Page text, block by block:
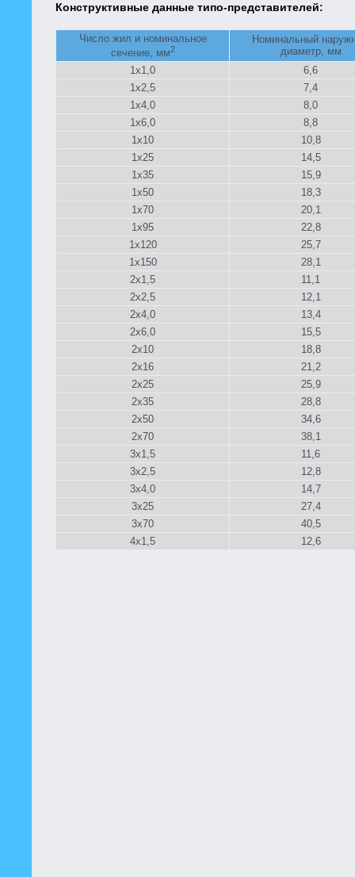
Конструктивные данные типо-представителей:
Число жил и номинальное
сечение, мм2
Номинальный
диаметр, мм
1x1,0
6,6
1x2,5
7,4
1x4,0
8,0
1x6,0
8,8
1x10
10,8
1x25
14,5
1x35
15,9
1x50
18,3
1x70
20,1
1x95
22,8
1x120
25,7
1x150
28,1
2x1,5
11,1
2x2,5
12,1
2x4,0
13,4
2x6,0
15,5
2x10
18,8
2x16
21,2
2x25
25,9
2x35
28,8
2x50
34,6
2x70
38,1
3x1,5
11,6
3x2,5
12,8
3x4,0
14,7
3x25
27,4
3x70
40,5
4x1,5
12,6